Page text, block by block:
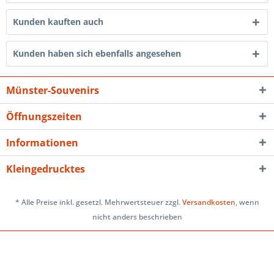
Kunden kauften auch
Kunden haben sich ebenfalls angesehen
Münster-Souvenirs
Öffnungszeiten
Informationen
Kleingedrucktes
* Alle Preise inkl. gesetzl. Mehrwertsteuer zzgl.Versandkosten, wenn
nicht anders beschrieben